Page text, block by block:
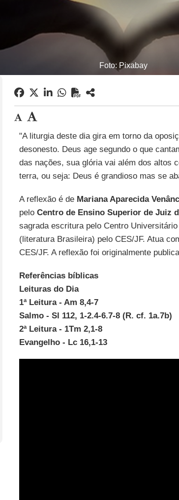
Foto: Pixabay
"A liturgia deste dia gira em torno da
desonesto. Deus age segundo o que
das nações, sua glória vai além dos altos
terra, ou seja: Deus é grandioso mas se
A reflexão é de Mariana Aparecida
pelo Centro de Ensino Superior de Juiz
sagrada escritura pelo Centro
(literatura Brasileira) pelo CES/JF. Atua
CES/JF. A reflexão foi originalmente
Referências bíblicas
Leituras do Dia
1ª Leitura - Am 8,4-7
Salmo - Sl 112, 1-2.4-6.7-8 (R. cf. 1a.7b)
2ª Leitura - 1Tm 2,1-8
Evangelho - Lc 16,1-13